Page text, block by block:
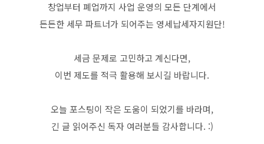
창업부터 폐업까지 사업 운영의 모든 단계에서
든든한 세무 파트너가 되어주는 영세납세자지원단!
세금 문제로 고민하고 계신다면,
이번 제도를 적극 활용해 보시길 바랍니다.
오늘 포스팅이 작은 도움이 되었기를 바라며,
긴 글 읽어주신 독자 여러분들 감사합니다. :)